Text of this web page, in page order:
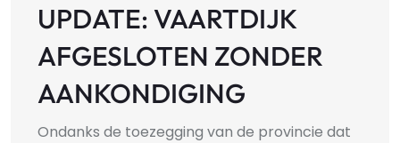
UPDATE: VAARTDIJK
AFGESLOTEN ZONDER
AANKONDIGING
Ondanks de toezegging van de provincie dat